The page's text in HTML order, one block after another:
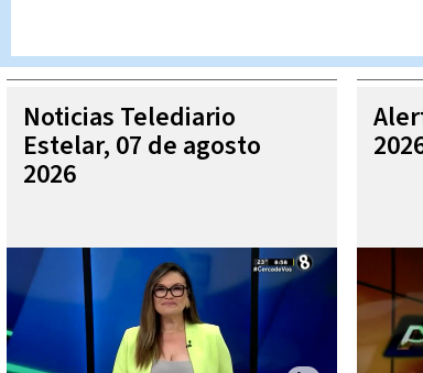
Noticias Telediario
Estelar, 07 de agosto
2026